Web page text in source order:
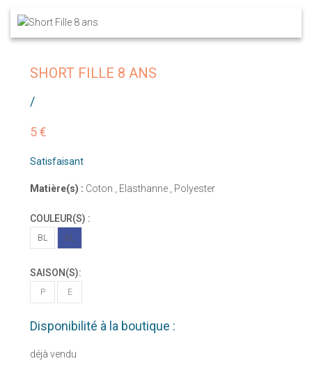
SHORT FILLE 8 ANS
/
5 €
Satisfaisant
Matière(s) : Coton , Elasthanne , Polyester
COULEUR(S) :
BL BL
SAISON(S):
P E
Disponibilité à la boutique :
déjà vendu